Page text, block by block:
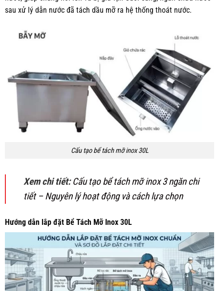
sau xử lý dẫn nước đã tách dầu mỡ ra hệ thống thoát nước.
Cấu tạo bể tách mỡ inox 30L
Xem chi tiết:Cấu tạo bể tách mỡ inox 3 ngăn chi
tiết – Nguyên lý hoạt động và cách lựa chọn
Hướng dẫn lắp đặt Bể Tách Mỡ Inox 30L